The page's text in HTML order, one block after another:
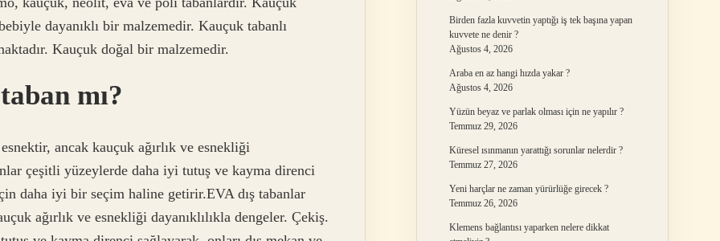
dayanıklı bir malzemedir. Kauçuk tabanlı
Kauçuk doğal bir malzemedir.
mı?
ancak kauçuk ağırlık ve esnekliği
çeşitli yüzeylerde daha iyi tutuş ve kayma direnci
daha iyi bir seçim haline getirir.EVA dış tabanlar
ağırlık ve esnekliği dayanıklılıkla dengeler. Çekiş.
Birden fazla kuvvetin yaptığı iş tek başına yapan
kuvvete ne denir ?
Ağustos 4, 2026
Araba en az hangi hızda yakar ?
Ağustos 4, 2026
Yüzün beyaz ve parlak olması için ne yapılır ?
Temmuz 29, 2026
Küresel ısınmanın yarattığı sorunlar nelerdir ?
Temmuz 27, 2026
Yeni harçlar ne zaman yürürlüğe girecek ?
Temmuz 26, 2026
Klemens bağlantısı yaparken nelere dikkat